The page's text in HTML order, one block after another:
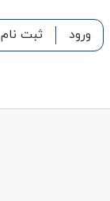
ورود ثبت نام